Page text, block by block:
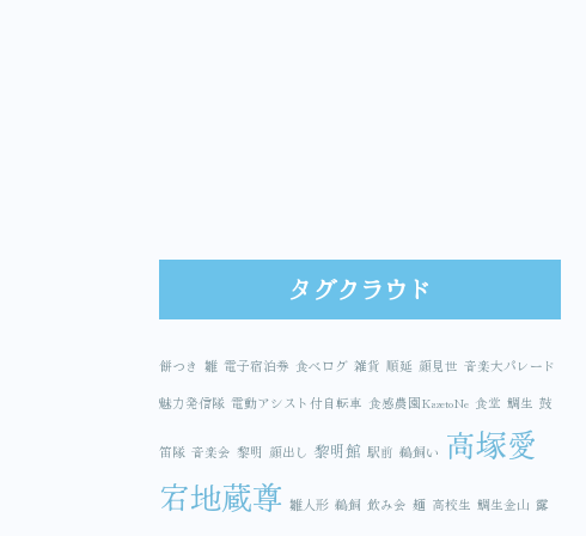
タグクラウド
餅つき 雛 電子宿泊券 食べログ 雑貨 順延 顔見世 音楽大パレード
魅力発信隊 電動アシスト付自転車 食感農園KazetoNe 食堂 鯛生 鼓
笛隊 音楽会 黎明 顔出し 黎明館 駅前 鵜飼い 高塚愛
宕地蔵尊 雛人形 鵜飼 飲み会 麺 高校生 鯛生金山 露